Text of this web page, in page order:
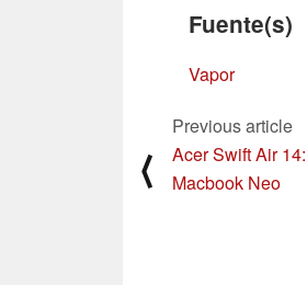
Fuente(s)
Vapor
⟨
Previous article
Acer Swift Air
Macbook Neo